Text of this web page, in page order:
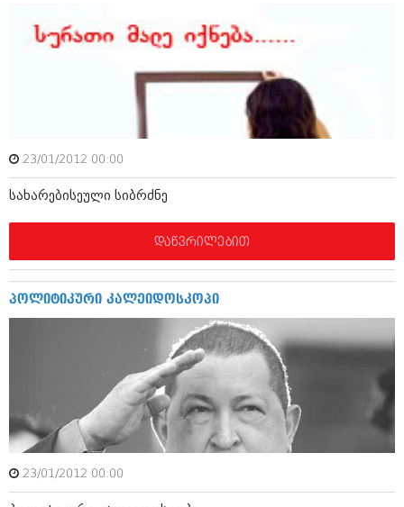
სექტემბერი 2012 (264)
აგვისტო 2012 (268)
ივნისი 2012 (282)
მაისი 2012 (240)
მარტი 2012 (259)
თებერვალი 2012 (376)
ნოემბერი 2011 (471)
სექტემბერი 2011 (407)
აგვისტო 2011 (249)
ივლისი 2011 (400)
ივნისი 2011 (438)
მაისი 2011 (415)
აპრილი 2011 (294)
მარტი 2011 (654)
თებერვალი 2011 (329)
იანვარი 2011 (647)
(157)
დეკემბერი 2010 (881)
ნოემბერი 2010 (422)
ოქტომბერი 2010 (341)
აგვისტო 2010 (461)
ივლისი 2010 (556)
23/01/2012 00:00
სახარებისეული სიბრძნე
დაწვრილებით
პოლიტიკური კალეიდოსკოპი
23/01/2012 00:00